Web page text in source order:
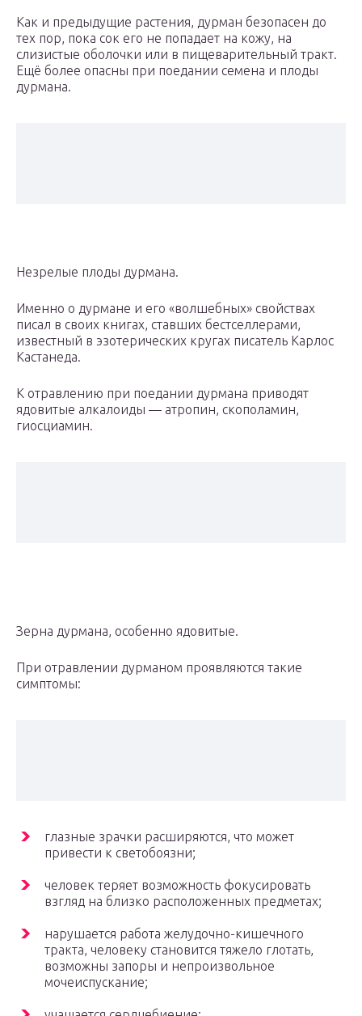
Как и предыдущие растения, дурман безопасен до
тех пор, пока сок его не попадает на кожу, на
слизистые оболочки или в пищеварительный тракт.
Ещё более опасны при поедании семена и плоды
дурмана.
Незрелые плоды дурмана.
Именно о дурмане и его «волшебных» свойствах
писал в своих книгах, ставших бестселлерами,
известный в эзотерических кругах писатель Карлос
Кастанеда.
К отравлению при поедании дурмана приводят
ядовитые алкалоиды — атропин, скополамин,
гиосциамин.
Зерна дурмана, особенно ядовитые.
При отравлении дурманом проявляются такие
симптомы:
глазные зрачки расширяются, что может
привести к светобоязни;
человек теряет возможность фокусировать
взгляд на близко расположенных предметах;
нарушается работа желудочно-кишечного
тракта, человеку становится тяжело глотать,
возможны запоры и непроизвольное
мочеиспускание;